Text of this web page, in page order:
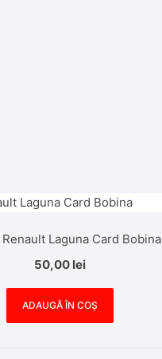
Laguna Card Bobina
50,00 lei
ADAUGĂ ÎN COȘ